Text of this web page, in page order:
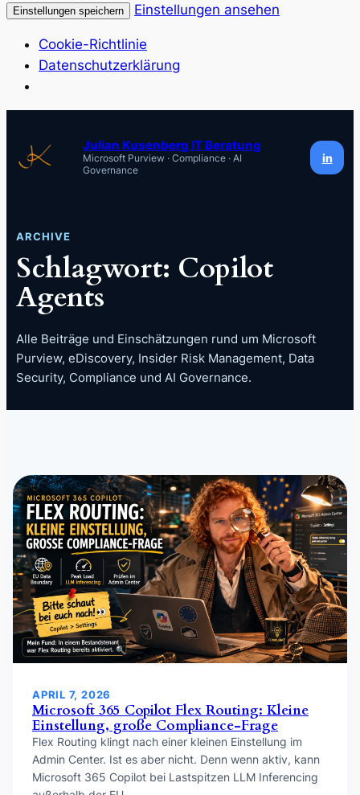
Einstellungen speichern
Einstellungen ansehen
Cookie-Richtlinie
Datenschutzerklärung
springen
Julian Kusenberg IT Beratung
Microsoft Purview · Compliance · AI
Governance
in
ARCHIVE
Schlagwort: Copilot
Agents
Alle Beiträge und Einschätzungen rund um Microsoft
Purview, eDiscovery, Insider Risk Management, Data
Security, Compliance und AI Governance.
APRIL 7, 2026
Microsoft 365 Copilot Flex Routing: Kleine
Einstellung, große Compliance-Frage
Flex Routing klingt nach einer kleinen Einstellung im
Admin Center. Ist es aber nicht. Denn wenn aktiv, kann
Microsoft 365 Copilot bei Lastspitzen LLM Inferencing